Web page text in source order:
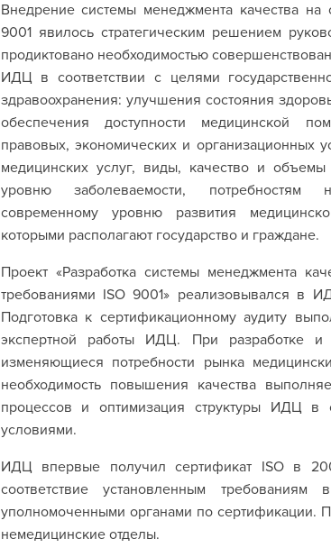
Внедрение системы менеджмента качества на
9001 явилось стратегическим решением
продиктовано необходимостью
ИДЦ в соответствии с целями
здравоохранения: улучшения состояния
обеспечения доступности медицинской
правовых, экономических и организационных
медицинских услуг, виды, качество и объемы
уровню заболеваемости,
современному уровню развития
которыми располагают государство и граждане.
Проект «Разработка системы менеджмента
требованиями ISO 9001» реализовывался в
Подготовка к сертификационному аудиту
экспертной работы ИДЦ. При разработке
изменяющиеся потребности рынка
необходимость повышения качества
процессов и оптимизация структуры ИДЦ в
условиями.
ИДЦ впервые получил сертификат ISO в
соответствие установленным
уполномоченными органами по сертификации.
немедицинские отделы.